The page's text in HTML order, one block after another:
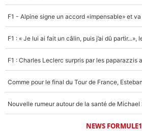
NEWS FORMULE1